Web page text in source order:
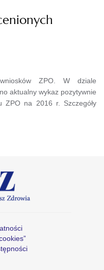
ZPO. W dziale
aktualny wykaz pozytywnie
ZPO na 2016 r. Szczegóły